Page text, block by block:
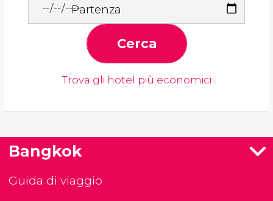
Partenza
Cerca
Trova gli hotel più economici
Bangkok
Guida di viaggio